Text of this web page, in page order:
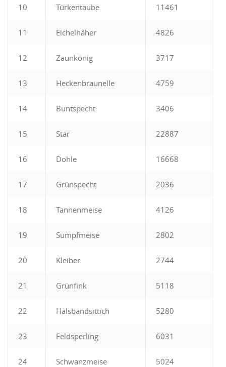
10 Türkentaube 11461
11 Eichelhäher 4826
12 Zaunkönig 3717
13 Heckenbraunelle 4759
14 Buntspecht 3406
15 Star 22887
16 Dohle 16668
17 Grünspecht 2036
18 Tannenmeise 4126
19 Sumpfmeise 2802
20 Kleiber 2744
21 Grünfink 5118
22 Halsbandsittich 5280
23 Feldsperling 6031
24 Schwanzmeise 5024